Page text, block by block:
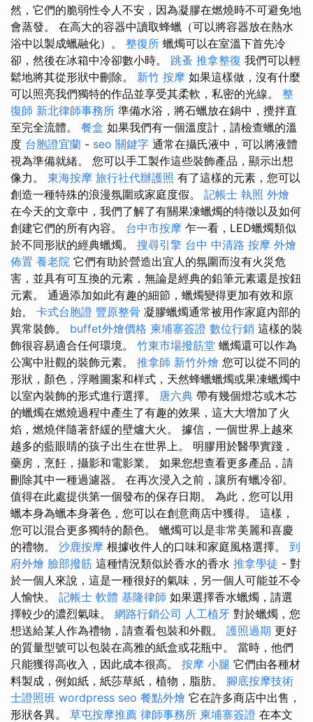
然，它們的脆弱性令人不安，因為凝膠在燃燒時不可避免地
會蒸發。 在高大的容器中讀取蜂蠟（可以將容器放在熱水
浴中以製成蠟融化）。 整復所 蠟燭可以在室溫下首先冷
卻，然後在冰箱中冷卻數小時。 跳蚤 推拿整復 我們可以輕
鬆地將其從形狀中刪除。 新竹 按摩 如果這樣做，沒有什麼
可以照亮我們獨特的作品並享受其柔軟，私密的光線。 整
復師 新北律師事務所 準備水浴，將石蠟放在鍋中，攪拌直
至完全流體。 餐盒 如果我們有一個溫度計，請檢查蠟的溫
度 台胞證宜蘭 - seo 關鍵字 通常在攝氏液中，可以將液體
視為準備就緒。 您可以手工製作這些裝飾產品，顯示出想
像力。 東海按摩 旅行社代辦護照 有了這樣的元素，您可以
創造一種特殊的浪漫氛圍或家庭度假。 記帳士 執照 外燴
在今天的文章中，我們了解了有關果凍蠟燭的特徵以及如何
創建它們的所有內容。 台中市按摩 乍一看，LED蠟燭類似
於不同形狀的經典蠟燭。 搜尋引擎 台中 中清路 按摩 外燴
佈置 養老院 它們有助於營造出宜人的氛圍而沒有火災危
害，並具有可互換的元素，無論是經典的鉛筆元素還是按鈕
元素。 通過添加如此有趣的細節，蠟燭變得更加有效和原
始。 卡式台胞證 豐原整骨 凝膠蠟燭通常被用作家庭內部的
異常裝飾。 buffet外燴價格 柬埔寨簽證 數位行銷 這樣的裝
飾很容易適合任何環境。 竹東市場撥筋堂 蠟燭還可以作為
公寓中壯觀的裝飾元素。 推拿師 新竹外燴 您可以從不同的
形狀，顏色，浮雕圖案和样式，天然蜂蠟蠟燭或果凍蠟燭中
以室內裝飾的形式進行選擇。 唐六典 帶有幾個燈芯或木芯
的蠟燭在燃燒過程中產生了有趣的效果，這大大增加了火
焰，燃燒伴隨著舒緩的壁爐大火。 據信，一個世界上越來
越多的藍眼睛的孩子出生在世界上。 明膠用於醫學實踐，
藥房，烹飪，攝影和電影業。 如果您想查看更多產品，請
刪除其中一種過濾器。 在再次浸入之前，讓所有蠟冷卻。
值得在此處提供第一個發布的保存日期。 為此，您可以用
蠟本身為蠟本身著色，您可以在創意商店中獲得。 這樣，
您可以混合更多獨特的顏色。 蠟燭可以是非常美麗和喜慶
的禮物。 沙鹿按摩 根據收件人的口味和家庭風格選擇。 到
府外燴 臉部撥筋 這種情況類似於香水的香水 推拿學徒 - 對
於一個人來說，這是一種很好的氣味，另一個人可能並不令
人愉快。 記帳士 軟體 基隆律師 如果選擇香水蠟燭，請選
擇較少的濃烈氣味。 網路行銷公司 人工植牙 對於蠟燭，您
想送給某人作為禮物，請查看包裝和外觀。 護照過期 更好
的質量型號可以包裝在高雅的紙盒或花瓶中。 當時，他們
只能獲得高收入，因此成本很高。 按摩 小腿 它們由各種材
料製成，例如紙，紙莎草紙，植物，脂肪。 腳底按摩技術
士證照班 wordpress seo 餐點外燴 它在許多商店中出售，
形狀各異。 草屯按摩推薦 律師事務所 柬埔寨簽證 在本文